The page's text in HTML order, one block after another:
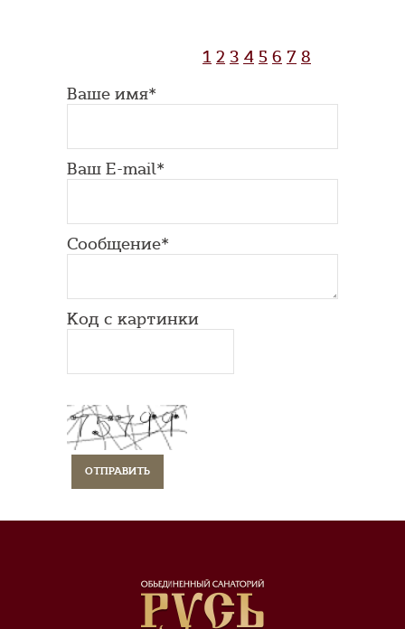
1 2 3 4 5 6 7 8
Ваше имя*
Ваш E-mail*
Сообщение*
Код с картинки